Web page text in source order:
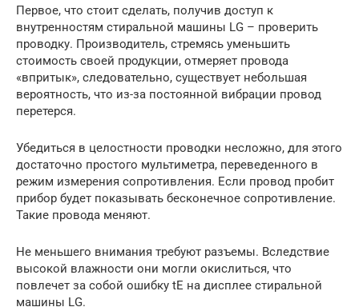
Первое, что стоит сделать, получив доступ к
внутренностям стиральной машины LG – проверить
проводку. Производитель, стремясь уменьшить
стоимость своей продукции, отмеряет провода
«впритык», следовательно, существует небольшая
вероятность, что из-за постоянной вибрации провод
перетерся.
Убедиться в целостности проводки несложно, для этого
достаточно простого мультиметра, переведенного в
режим измерения сопротивления. Если провод пробит
прибор будет показывать бесконечное сопротивление.
Такие провода меняют.
Не меньшего внимания требуют разъемы. Вследствие
высокой влажности они могли окислиться, что
повлечет за собой ошибку tE на дисплее стиральной
машины LG.